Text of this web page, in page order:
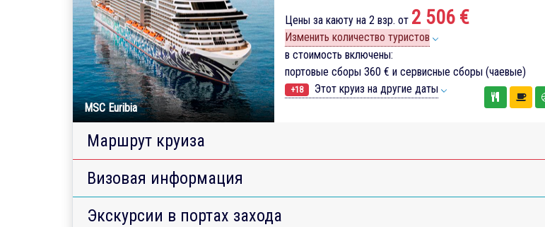
MSC Euribia
Цены за каюту на 2 взр. от 2 506 €
Изменить количество туристов
в стоимость включены:
портовые сборы 360 € и сервисные сборы (чаевые)
+18 Этот круиз на другие даты
Маршрут круиза
Визовая информация
Экскурсии в портах захода